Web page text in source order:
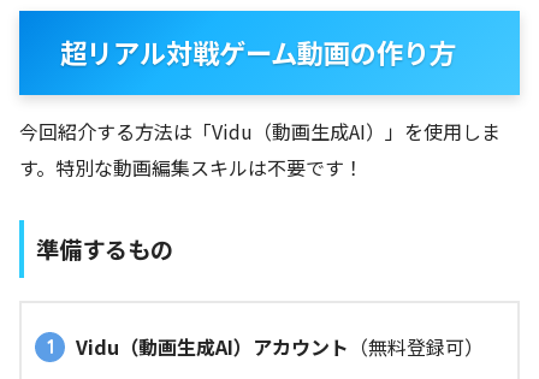
超リアル対戦ゲーム動画の作り方
今回紹介する方法は「Vidu（動画生成AI）」を使用しま
す。特別な動画編集スキルは不要です！
準備するもの
Vidu（動画生成AI）アカウント （無料登録可）